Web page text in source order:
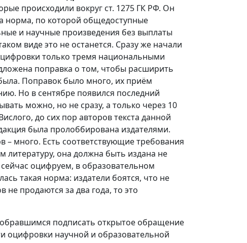
происходили вокруг ст. 1275 ГК РФ. Он
норма, по которой общедоступные
и научные произведения без выплаты
виде это не останется. Сразу же начали
только тремя национальными
поправка о том, чтобы расширить
Поправок было много, их приём
Но в сентябре появился последний
можно, но не сразу, а только через 10
до сих пор авторов текста данной
была пролоббирована издателями.
– много. Есть соответствующие требования
литературу, она должна быть издана не
оцифруем, в образовательном
такая норма: издатели боятся, что не
не продаются за два года, то это
подписать открытое обращение
оцифровки научной и образовательной